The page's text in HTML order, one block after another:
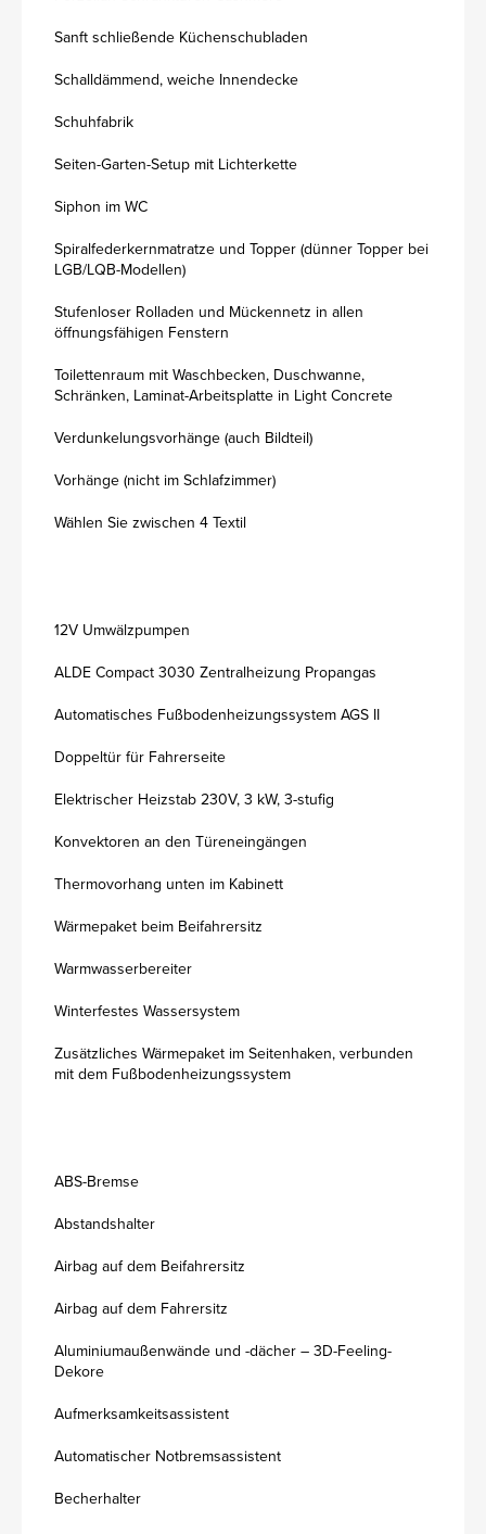
Sanft schließende Küchenschubladen
Schalldämmend, weiche Innendecke
Schuhfabrik
Seiten-Garten-Setup mit Lichterkette
Siphon im WC
Spiralfederkernmatratze und Topper (dünner Topper bei
LGB/LQB-Modellen)
Stufenloser Rolladen und Mückennetz in allen
öffnungsfähigen Fenstern
Toilettenraum mit Waschbecken, Duschwanne,
Schränken, Laminat-Arbeitsplatte in Light Concrete
Verdunkelungsvorhänge (auch Bildteil)
Vorhänge (nicht im Schlafzimmer)
Wählen Sie zwischen 4 Textil
12V Umwälzpumpen
ALDE Compact 3030 Zentralheizung Propangas
Automatisches Fußbodenheizungssystem AGS II
Doppeltür für Fahrerseite
Elektrischer Heizstab 230V, 3 kW, 3-stufig
Konvektoren an den Türeneingängen
Thermovorhang unten im Kabinett
Wärmepaket beim Beifahrersitz
Warmwasserbereiter
Winterfestes Wassersystem
Zusätzliches Wärmepaket im Seitenhaken, verbunden
mit dem Fußbodenheizungssystem
ABS-Bremse
Abstandshalter
Airbag auf dem Beifahrersitz
Airbag auf dem Fahrersitz
Aluminiumaußenwände und -dächer – 3D-Feeling-
Dekore
Aufmerksamkeitsassistent
Automatischer Notbremsassistent
Becherhalter